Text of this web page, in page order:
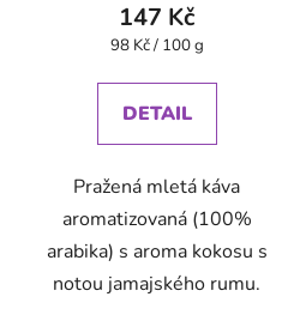
147 Kč
Měrná
98 Kč / 100 g
DETAIL
Pražená mletá káva
aromatizovaná (100%
arabika) s aroma kokosu s
notou jamajského rumu.